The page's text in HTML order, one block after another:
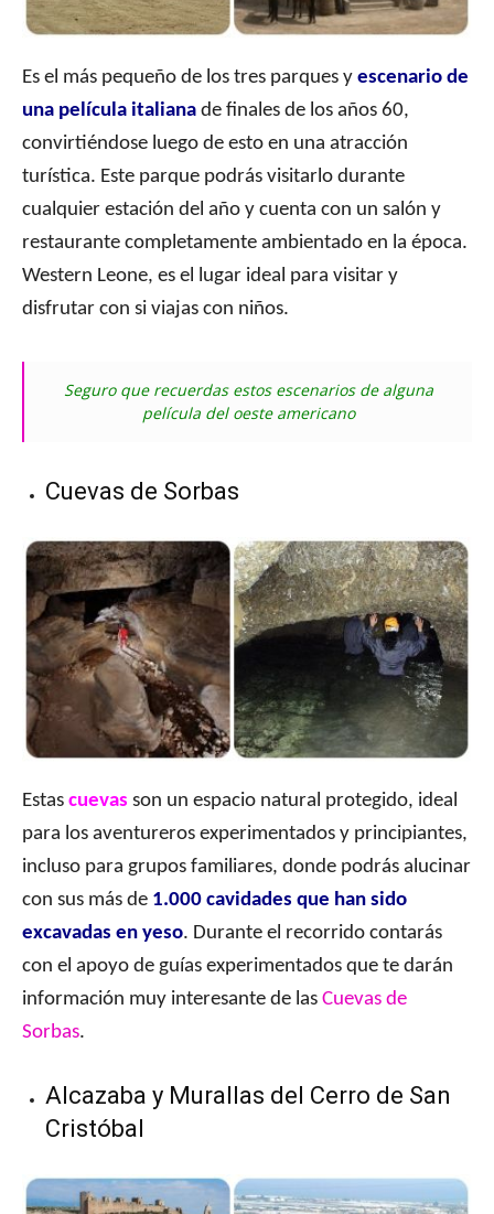
Es el más pequeño de los tres parques y escenario de
una película italiana de finales de los años 60,
convirtiéndose luego de esto en una atracción
turística. Este parque podrás visitarlo durante
cualquier estación del año y cuenta con un salón y
restaurante completamente ambientado en la época.
Western Leone, es el lugar ideal para visitar y
disfrutar con si viajas con niños.
Seguro que recuerdas estos escenarios de alguna
película del oeste americano
Cuevas de Sorbas
Estas cuevas son un espacio natural protegido, ideal
para los aventureros experimentados y principiantes,
incluso para grupos familiares, donde podrás alucinar
con sus más de 1.000 cavidades que han sido
excavadas en yeso. Durante el recorrido contarás
con el apoyo de guías experimentados que te darán
información muy interesante de las Cuevas de
Sorbas.
Alcazaba y Murallas del Cerro de San
Cristóbal